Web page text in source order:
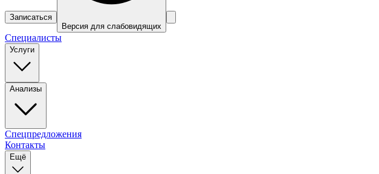
Записаться
Версия для слабовидящих
Специалисты
Услуги
Анализы
Спецпредложения
Контакты
Ещё